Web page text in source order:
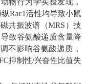
物行为学实验发现，
Rac1活性均导致小鼠
共振波谱（MRS）技
致谷氨酸递质含量降
不影响谷氨酸递质，
抑制性/兴奋性比值失